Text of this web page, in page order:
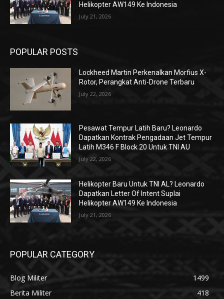
Helikopter AW149 Ke Indonesia
July 21, 2026
POPULAR POSTS
Lockheed Martin Perkenalkan Morfius X-
Rotor, Perangkat Anti-Drone Terbaru
July 22, 2026
Pesawat Tempur Latih Baru? Leonardo
Dapatkan Kontrak Pengadaan Jet Tempur
Latih M346 F Block 20 Untuk TNI AU
July 22, 2026
Helikopter Baru Untuk TNI AL? Leonardo
Dapatkan Letter Of Intent Suplai
Helikopter AW149 Ke Indonesia
July 21, 2026
POPULAR CATEGORY
Blog Militer
1499
Berita Militer
418